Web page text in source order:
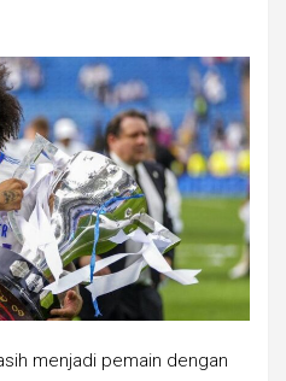
menjadi pemain dengan